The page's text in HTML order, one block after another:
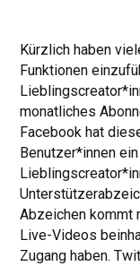
Kürzlich haben
Funktionen
monatliches
Facebook hat
Benutzer*innen
Abzeichen kommt
Live-Videos
Zugang haben.